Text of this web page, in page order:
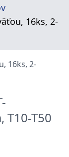
16ks, 2-
T10-T50